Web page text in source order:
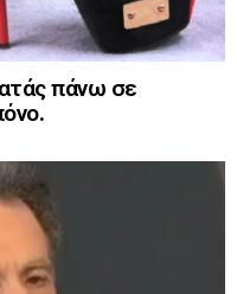
πάνω σε